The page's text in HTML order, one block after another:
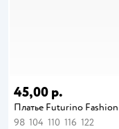
45,00 р.
Платье Futurino Fashion
98 104 110 116 122